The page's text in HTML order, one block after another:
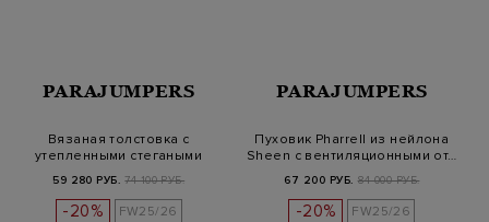
PARAJUMPERS
Вязаная толстовка с
утепленными стегаными
59 280 РУБ. 74 100 РУБ.
-20% FW25/26
PARAJUMPERS
Пуховик Pharrell из нейлона
Sheen с вентиляционными от…
67 200 РУБ. 84 000 РУБ.
-20% FW25/26